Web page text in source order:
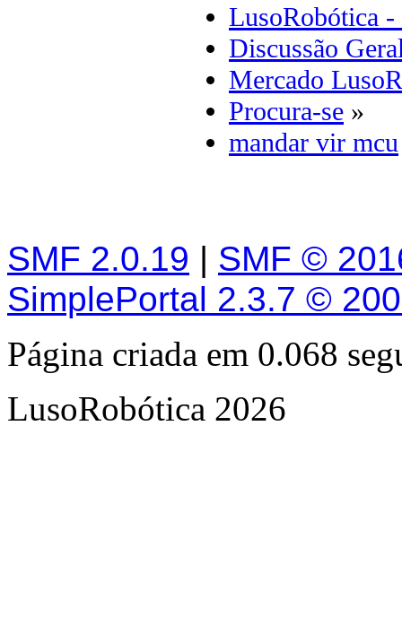
LusoRobótica -
Discussão
Mercado
Procura-se »
mandar vir mcu
SMF 2.0.19 | SMF ©
SimplePortal 2.3.7 ©
Página criada em 0.068
LusoRobótica 2026